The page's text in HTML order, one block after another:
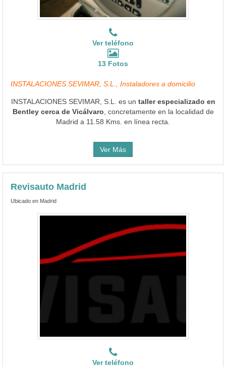
Ver teléfono
13 Fotos
INSTALACIONES SEVIMAR, S.L., Instaladores a domicilio
INSTALACIONES SEVIMAR, S.L. es un taller especializado en
Bentley cerca de Vicálvaro , concretamente en la localidad de
Madrid a 11.58 Kms. en línea recta.
Ver Más
Revisauto Madrid
Ubicado en Madrid
Ver teléfono